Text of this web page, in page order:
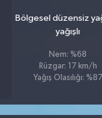
Bölgesel düzensiz
yağışlı
Nem: %68
Rüzgar: 17 km/h
Yağış Olasılığı: %87